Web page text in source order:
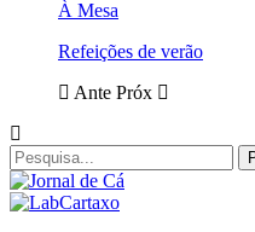
À Mesa
Refeições de verão
Ante Próx